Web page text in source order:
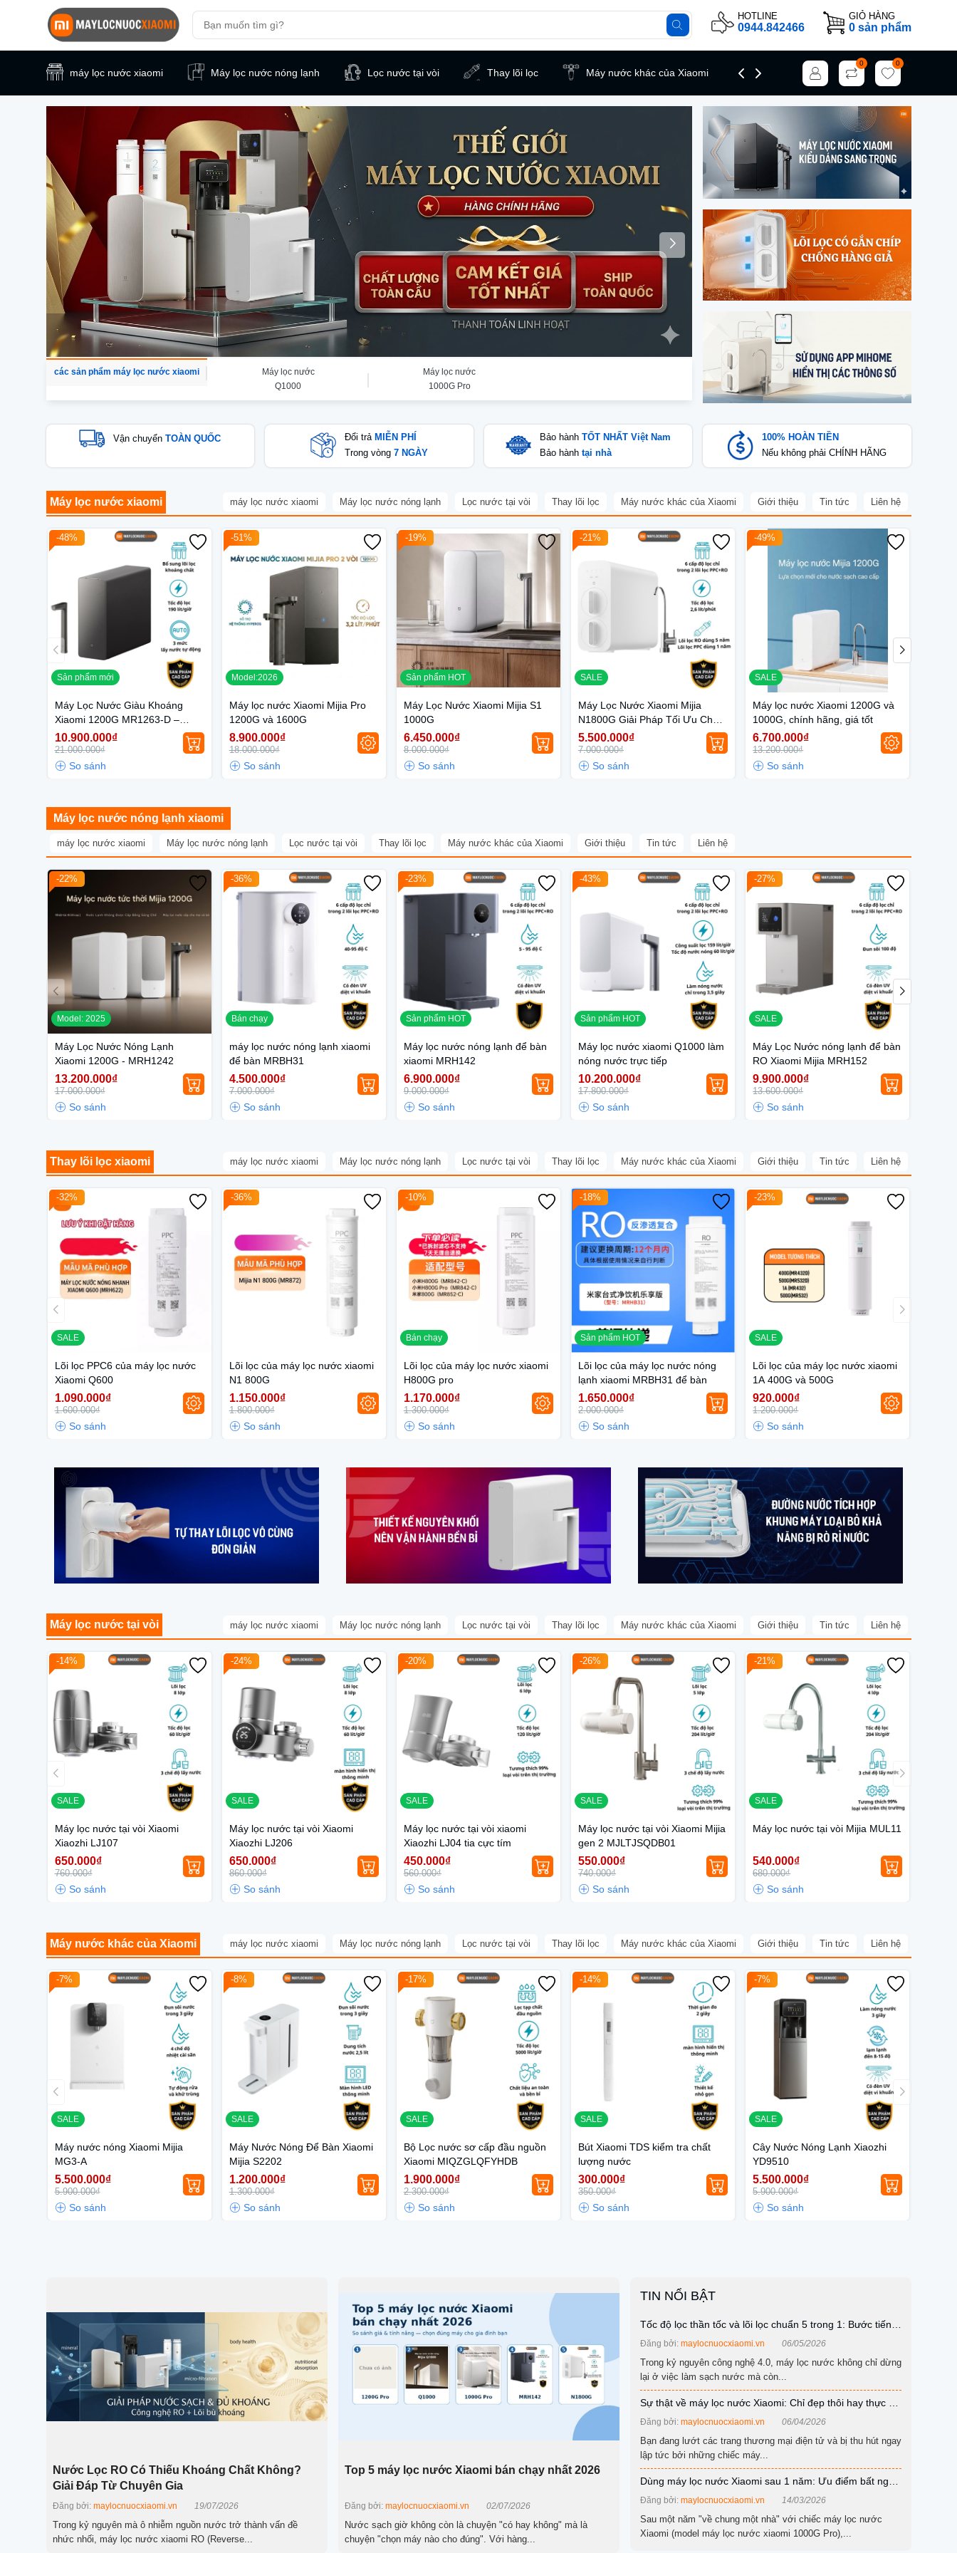
HOTLINE
0944.842466
GIỎ HÀNG
0sản phẩm
máy lọc nước xiaomi Máy lọc nước nóng lạnh Lọc nước tại vòi Thay lõi lọc Máy nước khác của Xiaomi Giới thiệu Tin tức Liên hệ
0 0
các sản phẩm máy lọc nước xiaomi
Máy lọc nước
Q1000
Máy lọc nước
1000G Pro
Vận chuyểnTOÀN QUỐC Đổi trả MIỄN PHÍ
Trong vòng 7 NGÀY
Bảo hành TỐT NHẤT Việt Nam
Bảo hành tại nhà
100% HOÀN TIỀN
Nếu không phải CHÍNH HÃNG
Máy lọc nước xiaomi máy lọc nước xiaomi Máy lọc nước nóng lạnh Lọc nước tại vòi Thay lõi lọc Máy nước khác của Xiaomi Giới thiệu Tin tức Liên hệ
Sản phẩm mới
-48%
Máy Lọc Nước Giàu Khoáng
Xiaomi 1200G MR1263-D –
Phiên bản 2025
10.900.000₫
21.000.000₫
Model:2026
-51%
Máy lọc nước Xiaomi Mijia Pro
1200G và 1600G
8.900.000₫
18.000.000₫
Sản phẩm HOT
-19%
Máy Lọc Nước Xiaomi Mijia S1
1000G
6.450.000₫
8.000.000₫
SALE
-21%
Máy Lọc Nước Xiaomi Mijia
N1800G Giải Pháp Tối Ưu Cho
Gia Đình Hiện Đại
5.500.000₫
7.000.000₫
SALE
-49%
Máy lọc nước Xiaomi 1200G và
1000G, chính hãng, giá tốt
6.700.000₫
13.200.000₫
Máy lọc nước nóng lạnh xiaomi
máy lọc nước xiaomi Máy lọc nước nóng lạnh Lọc nước tại vòi Thay lõi lọc Máy nước khác của Xiaomi Giới thiệu Tin tức Liên hệ
Model: 2025
-22%
Máy Lọc Nước Nóng Lạnh
Xiaomi 1200G - MRH1242
13.200.000₫
17.000.000₫
Bán chạy
-36%
máy lọc nước nóng lạnh xiaomi
để bàn MRBH31
4.500.000₫
7.000.000₫
Sản phẩm HOT
-23%
Máy lọc nước nóng lạnh để bàn
xiaomi MRH142
6.900.000₫
9.000.000₫
Sản phẩm HOT
-43%
Máy lọc nước xiaomi Q1000 làm
nóng nước trực tiếp
10.200.000₫
17.800.000₫
SALE
-27%
Máy Lọc Nước nóng lạnh để bàn
RO Xiaomi Mijia MRH152
9.900.000₫
13.600.000₫
Thay lõi lọc xiaomi máy lọc nước xiaomi Máy lọc nước nóng lạnh Lọc nước tại vòi Thay lõi lọc Máy nước khác của Xiaomi Giới thiệu Tin tức Liên hệ
SALE
-32%
Lõi lọc PPC6 của máy lọc nước
Xiaomi Q600
1.090.000₫
1.600.000₫
-36%
Lõi lọc của máy lọc nước xiaomi
N1 800G
1.150.000₫
1.800.000₫
Bán chạy
-10%
Lõi lọc của máy lọc nước xiaomi
H800G pro
1.170.000₫
1.300.000₫
Sản phẩm HOT
-18%
Lõi lọc của máy lọc nước nóng
lạnh xiaomi MRBH31 để bàn
1.650.000₫
2.000.000₫
SALE
-23%
Lõi lọc của máy lọc nước xiaomi
1A 400G và 500G
920.000₫
1.200.000₫
Máy lọc nước tại vòi máy lọc nước xiaomi Máy lọc nước nóng lạnh Lọc nước tại vòi Thay lõi lọc Máy nước khác của Xiaomi Giới thiệu Tin tức Liên hệ
SALE
-14%
Máy lọc nước tại vòi Xiaomi
Xiaozhi LJ107
650.000₫
760.000₫
SALE
-24%
Máy lọc nước tại vòi Xiaomi
Xiaozhi LJ206
650.000₫
860.000₫
SALE
-20%
Máy lọc nước tại vòi xiaomi
Xiaozhi LJ04 tia cực tím
450.000₫
560.000₫
SALE
-26%
Máy lọc nước tại vòi Xiaomi Mijia
gen 2 MJLTJSQDB01
550.000₫
740.000₫
SALE
-21%
Máy lọc nước tại vòi Mijia MUL11
540.000₫
680.000₫
Máy nước khác của Xiaomi máy lọc nước xiaomi Máy lọc nước nóng lạnh Lọc nước tại vòi Thay lõi lọc Máy nước khác của Xiaomi Giới thiệu Tin tức Liên hệ
SALE
-7%
Máy nước nóng Xiaomi Mijia
MG3-A
5.500.000₫
5.900.000₫
SALE
-8%
Máy Nước Nóng Để Bàn Xiaomi
Mijia S2202
1.200.000₫
1.300.000₫
SALE
-17%
Bộ Lọc nước sơ cấp đầu nguồn
Xiaomi MIQZGLQFYHDB
1.900.000₫
2.300.000₫
SALE
-14%
Bút Xiaomi TDS kiểm tra chất
lượng nước
300.000₫
350.000₫
SALE
-7%
Cây Nước Nóng Lạnh Xiaozhi
YD9510
5.500.000₫
5.900.000₫
Nước Lọc RO Có Thiếu Khoáng Chất Không?
Giải Đáp Từ Chuyên Gia
Đăng bởi: maylocnuocxiaomi.vn 19/07/2026
Trong kỷ nguyên mà ô nhiễm nguồn nước trở thành vấn đề
nhức nhối, máy lọc nước xiaomi RO (Reverse...
Top 5 máy lọc nước Xiaomi bán chạy nhất 2026
Đăng bởi: maylocnuocxiaomi.vn 02/07/2026
Nước sạch giờ không còn là chuyện "có hay không" mà là
chuyện "chọn máy nào cho đúng". Với hàng...
TIN NỔI BẬT
Tốc độ lọc thần tốc và lõi lọc chuẩn 5 trong 1: Bước tiến
mới từ Xiaomi
Đăng bởi: maylocnuocxiaomi.vn 06/05/2026
Trong kỷ nguyên công nghệ 4.0, máy lọc nước không chỉ dừng
lại ở việc làm sạch nước mà còn...
Sự thật về máy lọc nước Xiaomi: Chỉ đẹp thôi hay thực sự
chất lượng?
Đăng bởi: maylocnuocxiaomi.vn 06/04/2026
Bạn đang lướt các trang thương mại điện tử và bị thu hút ngay
lập tức bởi những chiếc máy...
Dùng máy lọc nước Xiaomi sau 1 năm: Ưu điểm bất ngờ
và nhược điểm cần lưu ý
Đăng bởi: maylocnuocxiaomi.vn 14/03/2026
Sau một năm "về chung một nhà" với chiếc máy lọc nước
Xiaomi (model máy lọc nước xiaomi 1000G Pro),...